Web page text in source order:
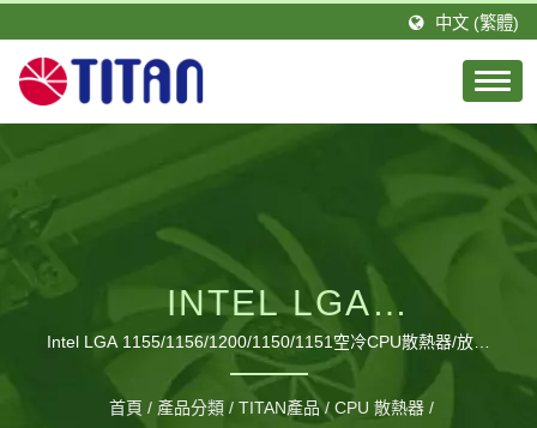
中文 (繁體)
INTEL LGA
1155/1156/1200 - LOW
PROFILE 輕薄 空冷CPU
Intel LGA 1155/1156/1200/1150/1151空冷CPU散熱器/放射
狀鋁鰭散熱片 / 台騰恩科技有限公司是由一群積極且具有專業
技術的團隊所組成。TITAN的總公司設立於台灣，分公司則設
首頁 / 產品分類 / TITAN產品 / CPU 散熱器 /